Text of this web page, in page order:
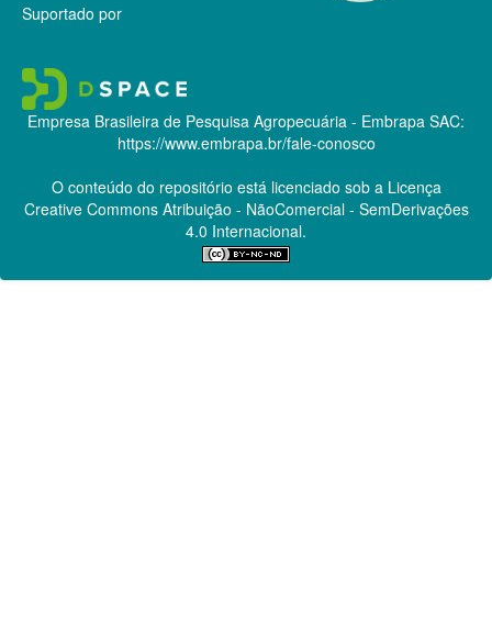
Suportado por
Empresa Brasileira de Pesquisa Agropecuária - Embrapa SAC:
https://www.embrapa.br/fale-conosco
O conteúdo do repositório está licenciado sob a Licença
Creative CommonsAtribuição - NãoComercial - SemDerivações
4.0 Internacional.